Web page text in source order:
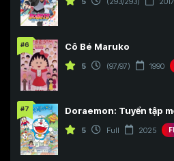
#6 Cô Bé Maruko
5 (97/97) 1990
#7 Doraemon: Tuyển tập
5 Full 2025